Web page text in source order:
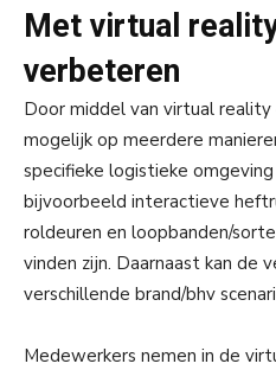
Met virtual
verbeteren
Door middel van virtual
mogelijk op meerdere
specifieke logistieke
bijvoorbeeld interactieve
roldeuren en loopbanden/
vinden zijn. Daarnaast kan de
verschillende brand/bhv
Medewerkers nemen in de